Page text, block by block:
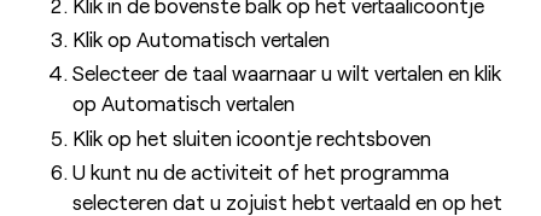
Klik op Automatisch vertalen
Selecteer de taal waarnaar u wilt vertalen en klik
op Automatisch vertalen
Klik op het sluiten icoontje rechtsboven
U kunt nu de activiteit of het programma
selecteren dat u zojuist hebt vertaald en op het